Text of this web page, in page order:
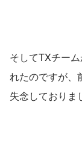
そしてTXチー
れたのですが、
失念しておりま